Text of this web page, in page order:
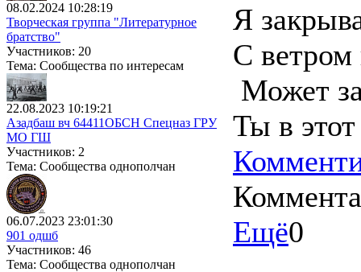
08.02.2024 10:28:19
Творческая группа "Литературное
братство"
Участников: 20
Тема: Сообщества по интересам
22.08.2023 10:19:21
Азадбаш вч 64411ОБСН Спецназ ГРУ
МО ГШ
Участников: 2
Тема: Сообщества однополчан
06.07.2023 23:01:30
901 одшб
Участников: 46
Тема: Сообщества однополчан
Я
С
Может
Ты в
Ещё0